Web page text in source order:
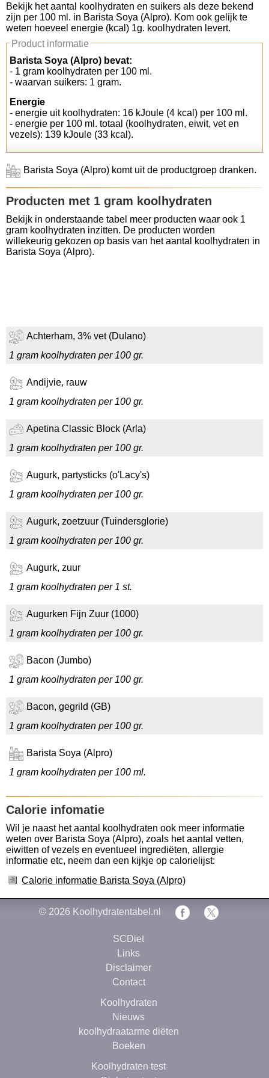
Koolhydraten tellen
Links
Bekijk het aantal koolhydraten en suikers als deze bekend
zijn per 100 ml. in Barista Soya (Alpro). Kom ook gelijk te
weten hoeveel energie (kcal) 1g. koolhydraten levert.
Product informatie
Barista Soya (Alpro) bevat:
- 1 gram koolhydraten per 100 ml.
- waarvan suikers: 1 gram.
Energie
- energie uit koolhydraten: 16 kJoule (4 kcal) per 100 ml.
- energie per 100 ml. totaal (koolhydraten, eiwit, vet en
vezels): 139 kJoule (33 kcal).
Barista Soya (Alpro) komt uit de productgroep dranken.
Producten met 1 gram koolhydraten
Bekijk in onderstaande tabel meer producten waar ook 1
gram koolhydraten inzitten. De producten worden
willekeurig gekozen op basis van het aantal koolhydraten in
Barista Soya (Alpro).
Achterham, 3% vet (Dulano)
1 gram koolhydraten per 100 gr.
Andijvie, rauw
1 gram koolhydraten per 100 gr.
Apetina Classic Block (Arla)
1 gram koolhydraten per 100 gr.
Augurk, partysticks (o'Lacy's)
1 gram koolhydraten per 100 gr.
Augurk, zoetzuur (Tuindersglorie)
1 gram koolhydraten per 100 gr.
Augurk, zuur
1 gram koolhydraten per 1 st.
Augurken Fijn Zuur (1000)
1 gram koolhydraten per 100 gr.
Bacon (Jumbo)
1 gram koolhydraten per 100 gr.
Bacon, gegrild (GB)
1 gram koolhydraten per 100 gr.
Barista Soya (Alpro)
1 gram koolhydraten per 100 ml.
Calorie infomatie
Wil je naast het aantal koolhydraten ook meer informatie
weten over Barista Soya (Alpro), zoals het aantal vetten,
eiwitten of vezels en eventueel ingrediëten, allergie
informatie etc, neem dan een kijkje op calorielijst:
Calorie informatie Barista Soya (Alpro)
© 2026 Koolhydratentabel.nl
SCDiet
Links
Disclaimer
Contact
Koolhydraten
Nieuws
koolhydraatarme diëten
Boeken
Koolhydraten test